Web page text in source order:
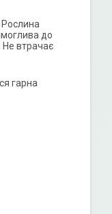
Рослина
до
Не втрачає
гарна